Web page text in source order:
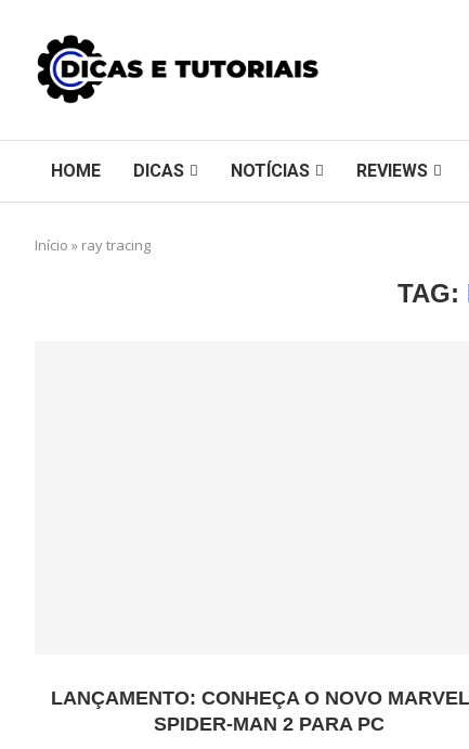
HOME DICAS NOTÍCIAS REVIEWS
Início » ray tracing
TAG:
LANÇAMENTO: CONHEÇA O NOVO
SPIDER-MAN 2 PARA PC